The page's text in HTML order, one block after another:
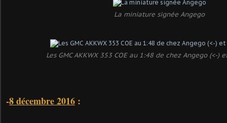
La miniature signée Angego
Les GMC AKKWX 353 COE au 1:48 de chez Angego (<-)
-8 décembre 2016 :